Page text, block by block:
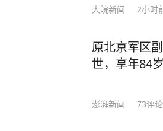
大皖新闻 2小时
原北京军区
世，享年84岁
澎湃新闻 73评论